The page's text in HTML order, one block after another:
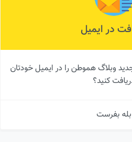
در ایمیل
وبلاگ هموطن را در ایمیل خودتان
کنید؟
بله بفرست